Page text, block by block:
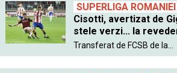
SUPERLIGA ROMANIEI
Cisotti, avertizat de
stele verzi... la
Transferat de FCSB de la...